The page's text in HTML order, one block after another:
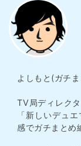
よしもと(ガチ
TV局ディレク
「新しいデュ
感でガチまとめ